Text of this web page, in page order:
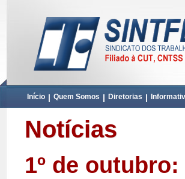
Início | Quem Somos | Diretorias |
Notícias
1º de